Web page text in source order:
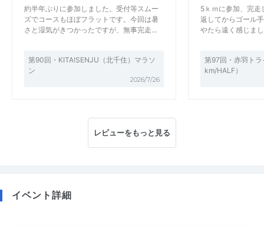
約半年ぶりに参加しました。受付等スムー
ズでコースもほぼフラットです。今回は暑
さと湿気がきつかったですが、無事完走…
第90回・KITA!SENJU（北千住）マラソ
ン
2026/7/26
5ｋｍに参加、完走
返してからゴール
やたら遠く感じま
第97回・赤羽ト
km/HALF）
レビューをもっと見る
イベント詳細